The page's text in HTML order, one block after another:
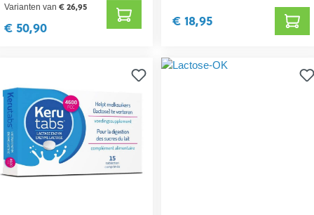
Varianten van€ 26,95
€ 50,90 € 18,95